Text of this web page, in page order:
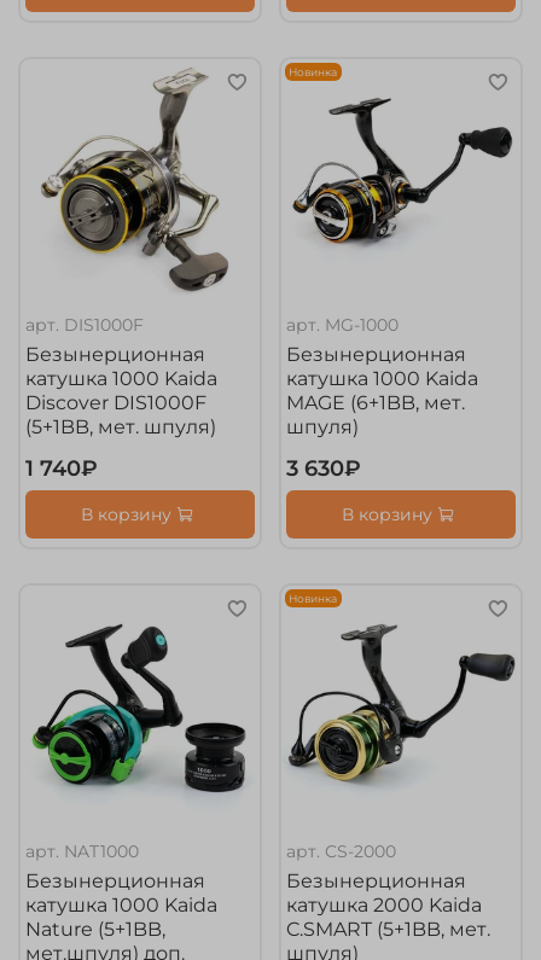
арт. DIS1000F
Безынерционная
катушка 1000 Kaida
Discover DIS1000F
(5+1BB, мет. шпуля)
1 740₽
В корзину
Новинка
арт. MG-1000
Безынерционная
катушка 1000 Kaida
MAGE (6+1BB, мет.
шпуля)
3 630₽
В корзину
арт. NAT1000
Безынерционная
катушка 1000 Kaida
Nature (5+1BB,
мет.шпуля) доп.
Новинка
арт. CS-2000
Безынерционная
катушка 2000 Kaida
C.SMART (5+1BB, мет.
шпуля)